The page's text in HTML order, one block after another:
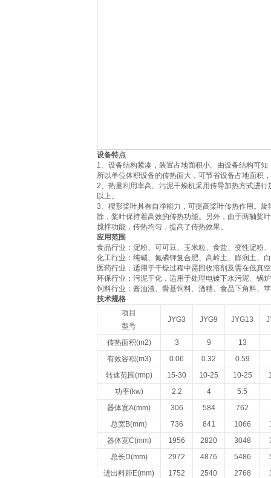
设备特点
1、设备结构紧凑，装置占地面积小。由设备结构可
所以单位体积设备的传热面大，可节省设备占地面积
2、热量利用率高。污泥干燥机采用传导加热方式进
以上。
3、楔形桨叶具有自净能力，可提高桨叶传热作用。
除，桨叶保持着高效的传热功能。另外，由于两轴桨
搅拌功能，传热均匀，提高了传热效果。
应用范围
食品行业‌：淀粉、可可豆、玉米粒、食盐、变性淀粉
化工行业‌：纯碱、氮磷钾复合肥、高岭土、膨润土、
医药行业‌：适用于干燥过程中需回收溶剂及需在低真
环保行业‌：污泥干化，适用于处理电镀下水污泥、锅
饲料行业‌：酱油渣、骨基饲料、酒糟、食品下角料、
技术规格
项目
型号
JYG3 JYG9 JYG13
传热面积(m2) 3 9
13
有效容积(m3)
0.06 0.32 0.59
转速范围(rmp)
15-30 10-25 10-25
功率(kw)
2.2 4
5.5
器体宽A(mm)
306 584
762
总宽B(mm)
736 841 1066
器体宽C(mm)
1956 2820 3048
总长D(mm)
2972 4876 5486
进出料距E(mm)
1752 2540 2768